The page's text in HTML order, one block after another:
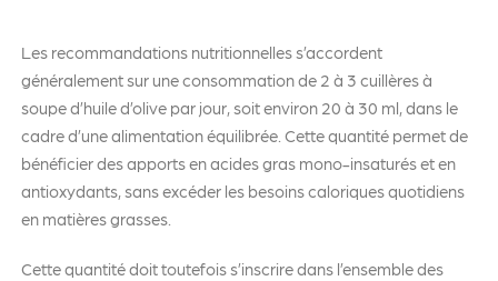
Les recommandations nutritionnelles s’accordent
généralement sur une consommation de 2 à 3 cuillères à
soupe d’huile d’olive par jour, soit environ 20 à 30 ml, dans le
cadre d’une alimentation équilibrée. Cette quantité permet de
bénéficier des apports en acides gras mono-insaturés et en
antioxydants, sans excéder les besoins caloriques quotidiens
en matières grasses.
Cette quantité doit toutefois s’inscrire dans l’ensemble des